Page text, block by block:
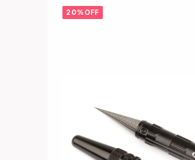
20%OFF